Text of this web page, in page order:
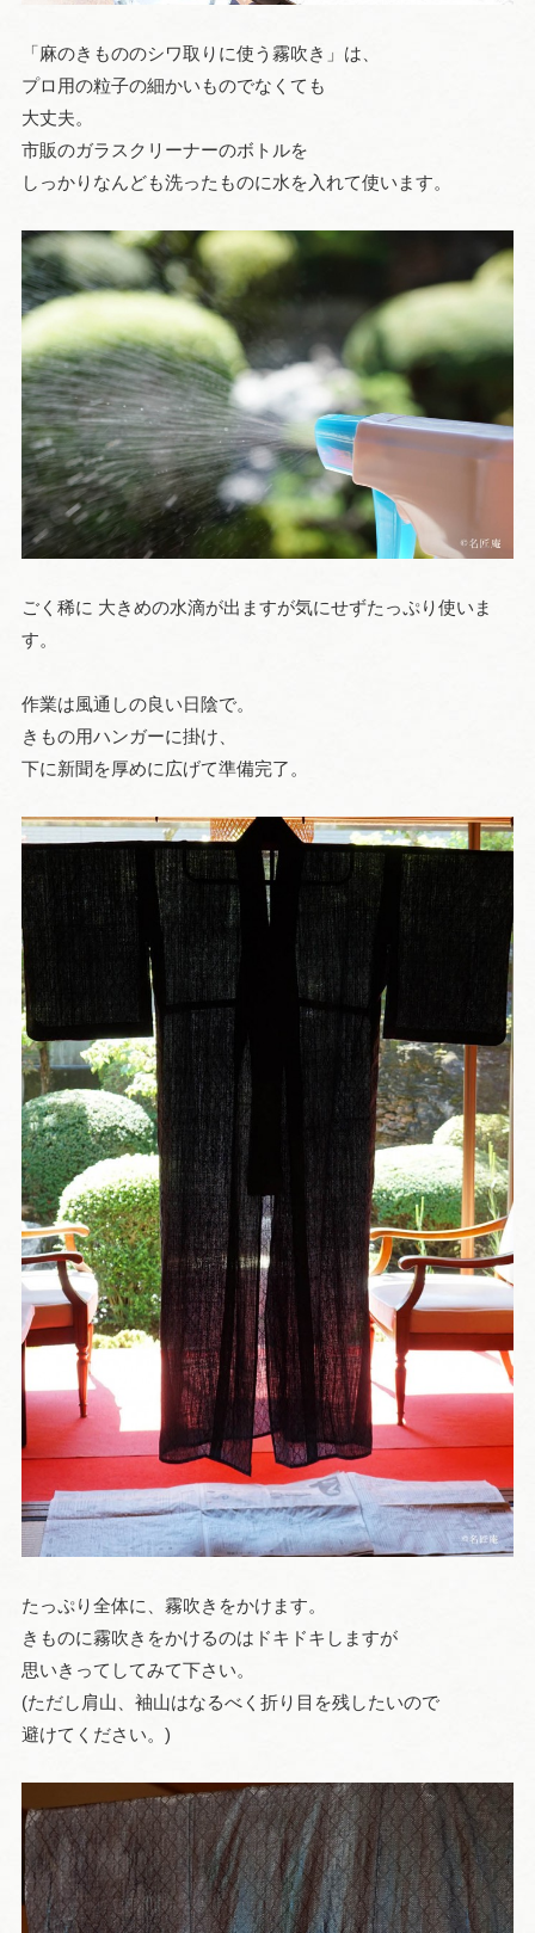
「麻のきもののシワ取りに使う霧吹き」は、
プロ用の粒子の細かいものでなくても
大丈夫。
市販のガラスクリーナーのボトルを
しっかりなんども洗ったものに水を入れて使います。
ごく稀に 大きめの水滴が出ますが気にせずたっぷり使いま
す。
作業は風通しの良い日陰で。
きもの用ハンガーに掛け、
下に新聞を厚めに広げて準備完了。
たっぷり全体に、霧吹きをかけます。
きものに霧吹きをかけるのはドキドキしますが
思いきってしてみて下さい。
(ただし肩山、袖山はなるべく折り目を残したいので
避けてください。)